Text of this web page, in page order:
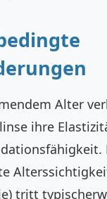
Alter
ihre
tritt